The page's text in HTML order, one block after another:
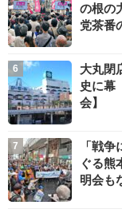
の根の
党茶番
大丸閉
史に幕
会】
「戦
ぐる熊
明会も